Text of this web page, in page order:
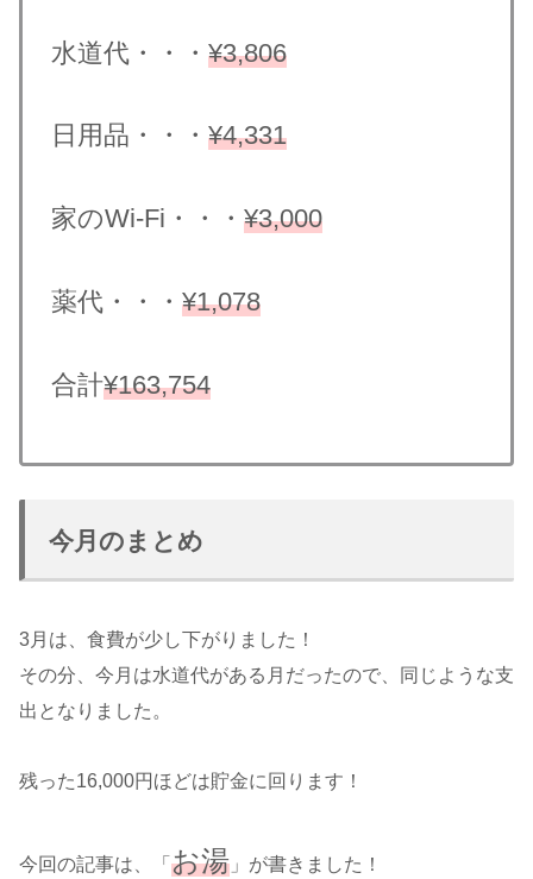
水道代・・・ ¥3,806
日用品・・・ ¥4,331
家のWi-Fi・・・ ¥3,000
薬代・・・ ¥1,078
合計¥163,754
今月のまとめ
3月は、食費が少し下がりました！
その分、今月は水道代がある月だったので、同じような支
出となりました。
残った16,000円ほどは貯金に回ります！
今回の記事は、「 お湯 」が書きました！